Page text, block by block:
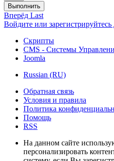
Выполнить
Вперёд Last
Войдите или зарегистрируйтесь
Скрипты
CMS - Системы
Joomla
Russian (RU)
Обратная связь
Условия и правила
Политика
Помощь
RSS
На данном сайте
персонализировать